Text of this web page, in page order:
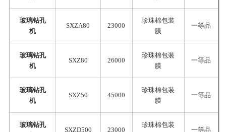
玻璃钻孔
机
SXZA80 23000
珍珠棉包装
膜
一等品
玻璃钻孔
机
SXZ80 26000
珍珠棉包装
膜
一等品
玻璃钻孔
机
SXZ50 45000
珍珠棉包装
膜
一等品
玻璃钻孔
SXZD500 23000
珍珠棉包装
一等品